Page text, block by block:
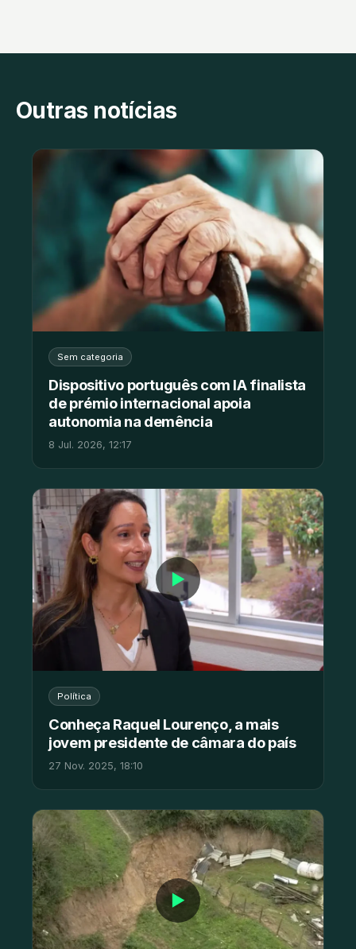
Outras notícias
Sem categoria
Dispositivo português com IA finalista
de prémio internacional apoia
autonomia na demência
8 Jul. 2026, 12:17
▶
Política
Conheça Raquel Lourenço, a mais
jovem presidente de câmara do país
27 Nov. 2025, 18:10
▶